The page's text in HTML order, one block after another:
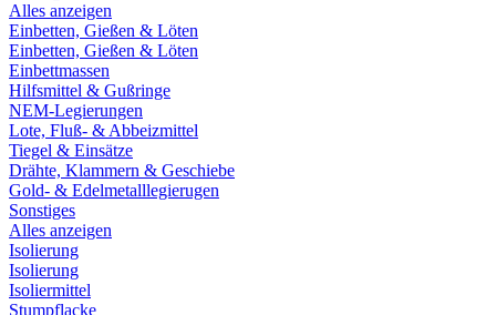
Alles anzeigen
Einbetten, Gießen & Löten
Einbetten, Gießen & Löten
Einbettmassen
Hilfsmittel & Gußringe
NEM-Legierungen
Lote, Fluß- & Abbeizmittel
Tiegel & Einsätze
Drähte, Klammern & Geschiebe
Gold- & Edelmetalllegierugen
Sonstiges
Alles anzeigen
Isolierung
Isolierung
Isoliermittel
Stumpflacke